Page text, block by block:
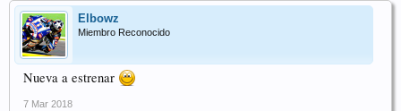
Elbowz
Miembro Reconocido
Nueva a estrenar
7 Mar 2018